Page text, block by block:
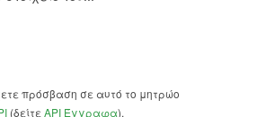
πρόσβαση σε αυτό το μητρώο
(δείτε API Έγγραφα).